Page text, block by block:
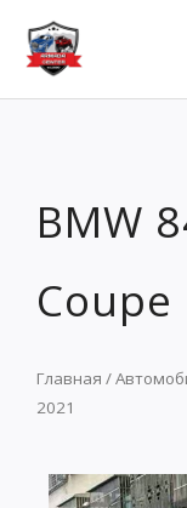
Перейти
содержимому
BMW
Coupe
Главная /
2021